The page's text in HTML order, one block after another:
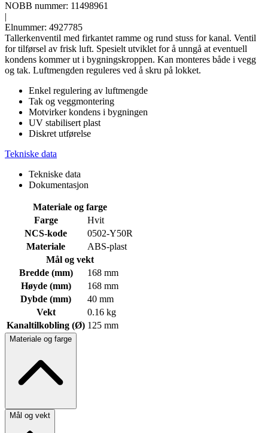
NOBB nummer: 11498961
|
Elnummer: 4927785
Tallerkenventil med firkantet ramme og rund stuss for kanal. Ventil
for tilførsel av frisk luft. Spesielt utviklet for å unngå at eventuell
kondens kommer ut i bygningskroppen. Kan monteres både i vegg
og tak. Luftmengden reguleres ved å skru på lokket.
Enkel regulering av luftmengde
Tak og veggmontering
Motvirker kondens i bygningen
UV stabilisert plast
Diskret utførelse
Tekniske data
Tekniske data
Dokumentasjon
Materiale og farge
Farge
Hvit
NCS-kode
0502-Y50R
Materiale
ABS-plast
Mål og vekt
Bredde (mm)
168 mm
Høyde (mm)
168 mm
Dybde (mm)
40 mm
Vekt
0.16 kg
Kanaltilkobling (Ø) 125 mm
Materiale og farge
Mål og vekt